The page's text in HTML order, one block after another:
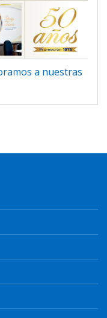
a nuestras